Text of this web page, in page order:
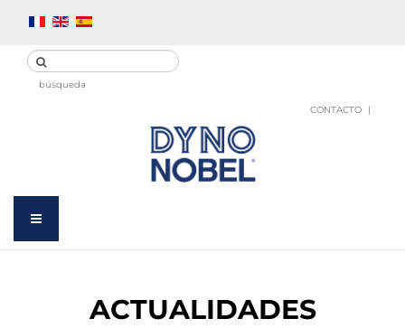
búsqueda
CONTACTO
ACTUALIDADES